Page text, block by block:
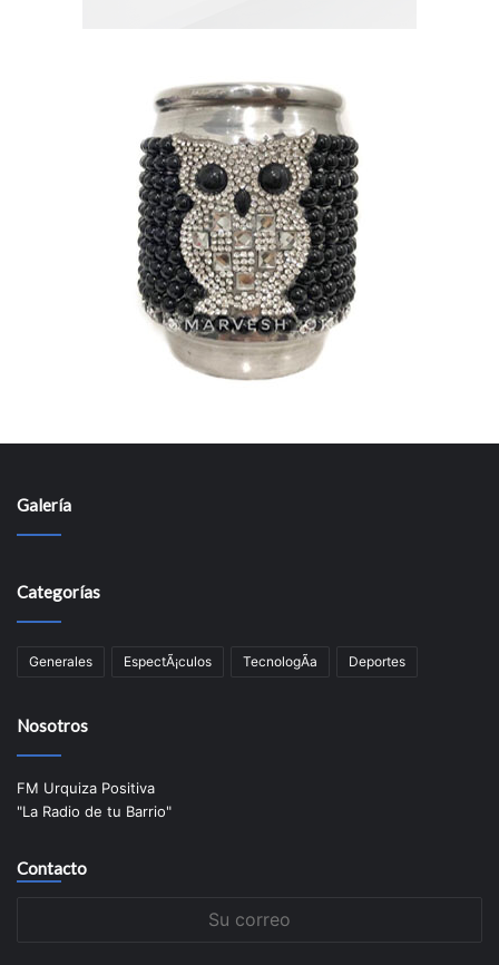
Galería
Categorías
Generales EspectÃ¡culos TecnologÃ­a Deportes
Nosotros
FM Urquiza Positiva
"La Radio de tu Barrio"
Contacto